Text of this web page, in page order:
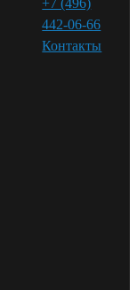
442-06-66
Контакты⁠